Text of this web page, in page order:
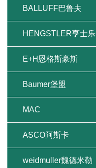
BALLUFF巴鲁夫
HENGSTLER亨士乐
E+H恩格斯豪斯
Baumer堡盟
MAC
ASCO阿斯卡
weidmuller魏德米勒